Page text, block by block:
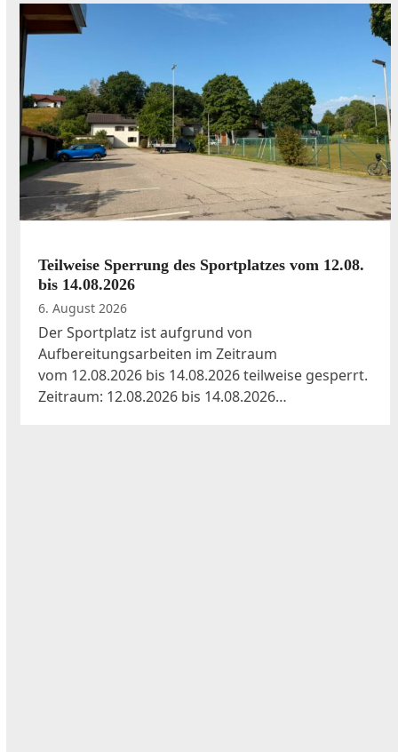
Use
the
left
and
right
arrow
keys
to
access
the
carousel
buttons
Teilweise Sperrung des Sportplatzes vom 12.08.
bis 14.08.2026
6. August 2026
Der Sportplatz ist aufgrund von
Aufbereitungsarbeiten im Zeitraum
vom 12.08.2026 bis 14.08.2026 teilweise gesperrt.
Zeitraum: 12.08.2026 bis 14.08.2026…